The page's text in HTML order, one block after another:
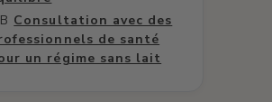
Consultation avec des
de santé
un régime sans lait